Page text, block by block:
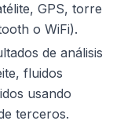
GPS, torre
o WiFi).
de análisis
fluidos
usando
terceros.